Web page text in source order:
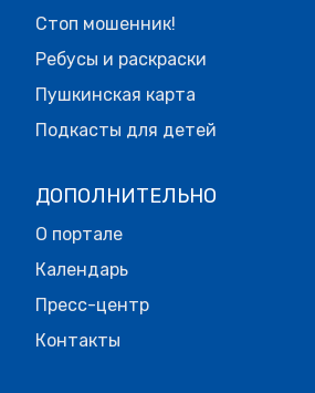
Стоп мошенник!
Ребусы и раскраски
Пушкинская карта
Подкасты для детей
ДОПОЛНИТЕЛЬНО
О портале
Календарь
Пресс-центр
Контакты